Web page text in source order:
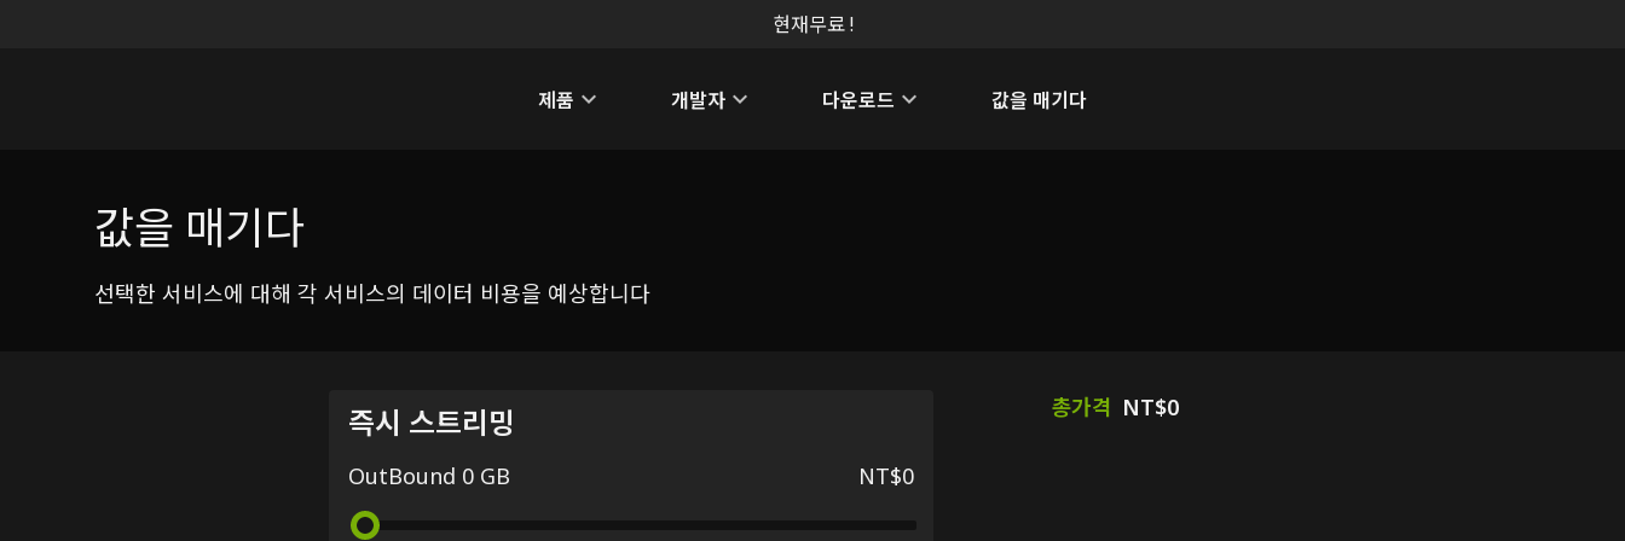
현재무료 !
제품 개발자 다운로드 값을 매기다
값을 매기다
선택한 서비스에 대해 각 서비스의 데이터 비용을 예상합니다
즉시 스트리밍
OutBound 0 GB NT$0
총가격 NT$0